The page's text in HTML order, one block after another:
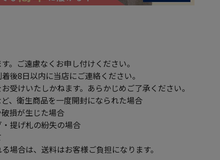
。ご遠慮なくお申し付けください。
後8日以内に当店にご連絡ください。
受けいたしかねます。あらかじめご了承ください。
、衛生商品を一度開封になられた場合
損が生じた場合
提げ札の紛失の場合
合は、送料はお客様ご負担になります。